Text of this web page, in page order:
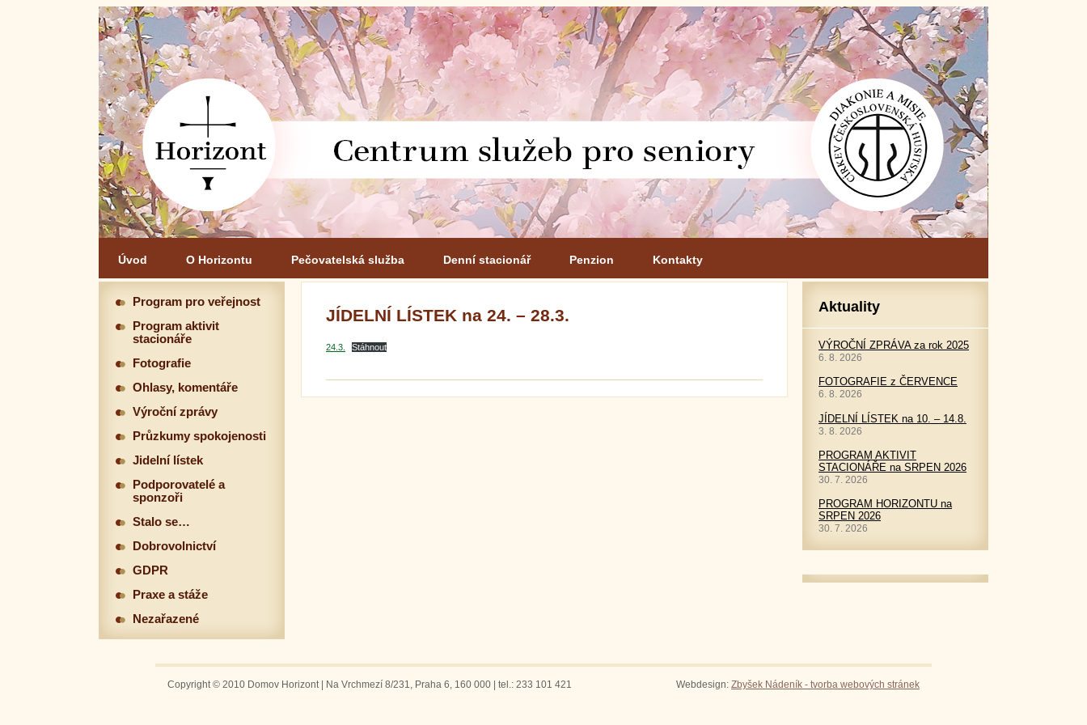
Úvod O Horizontu Pečovatelská služba Denní stacionář Penzion Kontakty
JÍDELNÍ LÍSTEK na 24. – 28.3.
24.3. Stáhnout
Program pro veřejnost
Program aktivit
stacionáře
Fotografie
Ohlasy, komentáře
Výroční zprávy
Průzkumy spokojenosti
Jidelní lístek
Podporovatelé a
sponzoři
Stalo se…
Dobrovolnictví
GDPR
Praxe a stáže
Nezařazené
Aktuality
VÝROČNÍ ZPRÁVA za rok 2025
6. 8. 2026
FOTOGRAFIE z ČERVENCE
6. 8. 2026
JÍDELNÍ LÍSTEK na 10. – 14.8.
3. 8. 2026
PROGRAM AKTIVIT
STACIONÁŘE na SRPEN 2026
30. 7. 2026
PROGRAM HORIZONTU na
SRPEN 2026
30. 7. 2026
Copyright © 2010 Domov Horizont | Na Vrchmezí 8/231, Praha 6, 160 000 | tel.: 233 101 421 Webdesign: Zbyšek Nádeník - tvorba webových stránek